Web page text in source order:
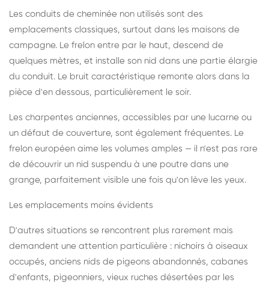
Les conduits de cheminée non utilisés sont des
emplacements classiques, surtout dans les maisons de
campagne. Le frelon entre par le haut, descend de
quelques mètres, et installe son nid dans une partie élargie
du conduit. Le bruit caractéristique remonte alors dans la
pièce d'en dessous, particulièrement le soir.
Les charpentes anciennes, accessibles par une lucarne ou
un défaut de couverture, sont également fréquentes. Le
frelon européen aime les volumes amples — il n'est pas rare
de découvrir un nid suspendu à une poutre dans une
grange, parfaitement visible une fois qu'on lève les yeux.
Les emplacements moins évidents
D'autres situations se rencontrent plus rarement mais
demandent une attention particulière : nichoirs à oiseaux
occupés, anciens nids de pigeons abandonnés, cabanes
d'enfants, pigeonniers, vieux ruches désertées par les